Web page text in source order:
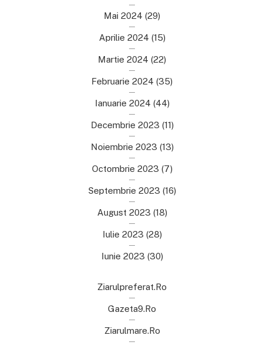
Mai 2024 (29)
Aprilie 2024 (15)
Martie 2024 (22)
Februarie 2024 (35)
Ianuarie 2024 (44)
Decembrie 2023 (11)
Noiembrie 2023 (13)
Octombrie 2023 (7)
Septembrie 2023 (16)
August 2023 (18)
Iulie 2023 (28)
Iunie 2023 (30)
Ziarulpreferat.ro
Gazeta9.ro
Ziarulmare.ro